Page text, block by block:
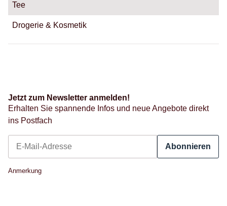
Tee
Drogerie & Kosmetik
Jetzt zum Newsletter anmelden!
Erhalten Sie spannende Infos und neue Angebote direkt
ins Postfach
Abonnieren
Anmerkung